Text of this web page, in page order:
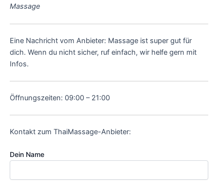
Massage
Eine Nachricht vom Anbieter: Massage ist super gut für
dich. Wenn du nicht sicher, ruf einfach, wir helfe gern mit
Infos.
Öffnungszeiten: 09:00 – 21:00
Kontakt zum ThaiMassage-Anbieter:
Dein Name